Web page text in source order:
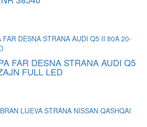
FAR DESNA STRANA AUDI Q5
FULL LED